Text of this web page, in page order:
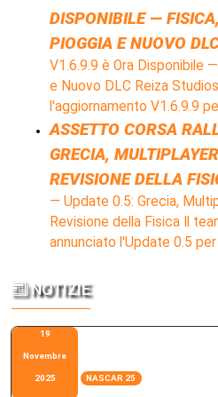
DISPONIBILE —
PIOGGIA E NUOVO
V1.6.9.9 è Ora Disponibile
e Nuovo DLC Reiza
l'aggiornamento V1.6.9.9
ASSETTO CORSA
GRECIA,
REVISIONE DELLA
— Update 0.5: Grecia,
Revisione della Fisica Il
annunciato l'Update 0.5 per
NOTIZIE
19
Novembre
2025 NASCAR 25